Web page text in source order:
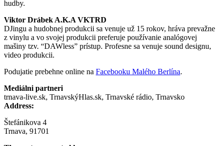
hudby.
Viktor Drábek A.K.A VKTRD
DJingu a hudobnej produkcii sa venuje už 15 rokov, hráva prevažne
z vinylu a vo svojej produkcii preferuje používanie analógovej
mašiny tzv. “DAWless” prístup. Profesne sa venuje sound designu,
video produkcii.
Podujatie prebehne online na Facebooku Malého Berlína.
Mediálni partneri
trnava-live.sk, TrnavskýHlas.sk, Trnavské rádio, Trnavsko
Address:
Štefánikova 4
Trnava, 91701